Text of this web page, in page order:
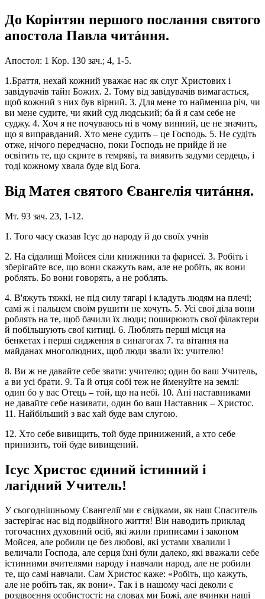
До Корінтян першого послання святого
апостола Павла читáння.
Апостол: 1 Кор. 130 зач.; 4, 1-5.
1.Браття, нехай кожний уважає нас як слуг Христових і
завідувачів тайн Божих. 2. Тому від завідувачів вимагається,
щоб кожний з них був вірний. 3. Для мене то найменша річ, чи
ви мене судите, чи який суд людський; ба й я сам себе не
суджу. 4. Хоч я не почуваюсь ні в чому винний, це не значить,
що я виправданий. Хто мене судить – це Господь. 5. Не судіть
отже, нічого передчасно, поки Господь не прийде й не
освітить те, що скрите в темряві, та виявить задуми сердець, і
тоді кожному хвала буде від Бога.
Від Матея святого Євангелія читáння.
Мт. 93 зач. 23, 1-12.
1. Того часу сказав Ісус до народу й до своїх учнів
2. На сідалищі Мойсея сіли книжники та фарисеї. 3. Робіть і
зберігайте все, що вони скажуть вам, але не робіть, як вони
роблять. Бо вони говорять, а не роблять.
4. В'яжуть тяжкі, не під силу тягарі і кладуть людям на плечі;
самі ж і пальцем своїм рушити не хочуть. 5. Усі свої діла вони
роблять на те, щоб бачили їх люди; поширюють свої філактери
й побільшують свої китиці. 6. Люблять перші місця на
бенкетах і перші сидження в синагогах 7. та вітання на
майданах многолюдних, щоб люди звали їх: учителю!
8. Ви ж не давайте себе звати: учителю; один бо ваш Учитель,
а ви усі брати. 9. Та й отця собі теж не йменуйте на землі:
один бо у вас Отець – той, що на небі. 10. Ані наставниками
не давайте себе називати, один бо ваш Наставник – Христос.
11. Найбільший з вас хай буде вам слугою.
12. Хто себе вивищить, той буде принижений, а хто себе
принизить, той буде вивищений.
Ісус Христос єдиний істинний і
лагідний Учитель!
У сьогоднішньому Євангелії ми є свідками, як наш Спаситель
застерігає нас від подвійного життя! Він наводить приклад
тогочасних духовний осіб, які жили приписами і законом
Мойсея, але робили це без любові, які устами хвалили і
величали Господа, але серця їхні були далеко, які вважали себе
істинними вчителями народу і навчали народ, але не робили
те, що самі навчали. Сам Христос каже: «Робіть, що кажуть,
але не робіть так, як вони». Так і в нашому часі деколи є
роздвоєння особистості: на словах ми Божі, але вчинки наші